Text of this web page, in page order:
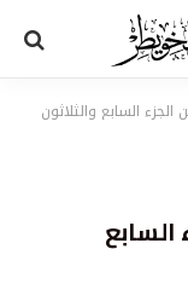
السابع والثلاثون